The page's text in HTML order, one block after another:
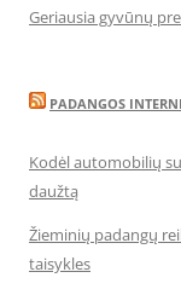
Geriausia gyvūnų
PADANGOS
Kodėl automobilių
daužtą
Žieminių padangų
taisykles